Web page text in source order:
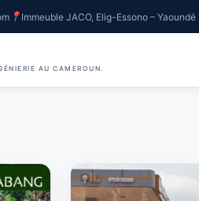
Immeuble JACO, Elig-Essono – Yaoundé
AU CAMEROUN.